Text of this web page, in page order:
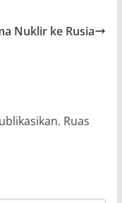
Nuklir ke Rusia
Ruas